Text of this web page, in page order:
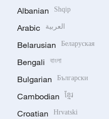
Albanian Shqip
Arabic العربية
Belarusian Беларуская
Bengali বাংলা
Bulgarian Български
Cambodian ខ្មែរ
Croatian Hrvatski